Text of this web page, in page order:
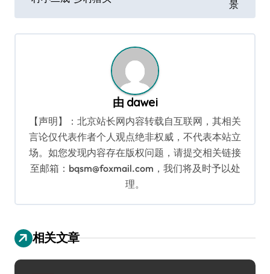
导
航
景
由 dawei
【声明】：北京站长网内容转载自互联网，其相关
言论仅代表作者个人观点绝非权威，不代表本站立
场。如您发现内容存在版权问题，请提交相关链接
至邮箱：bqsm@foxmail.com，我们将及时予以处
理。
相关文章